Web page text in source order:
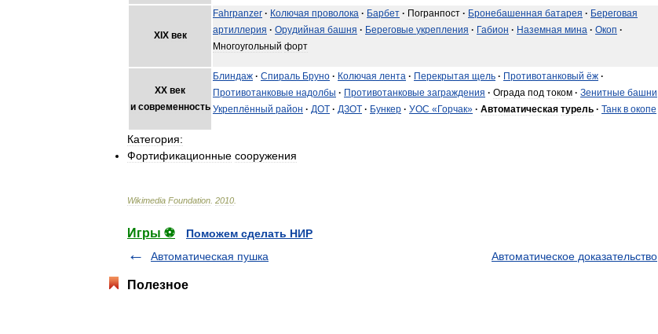
XIX век
Fahrpanzer · Колючая проволока · Барбет · Погранпост · Бронебашенная батарея · Береговая
артиллерия · Орудийная башня · Береговые укрепления · Габион · Наземная мина · Окоп ·
Многоугольный форт
XX век
и современность
Блиндаж · Спираль Бруно · Колючая лента · Перекрытая щель · Противотанковый ёж ·
Противотанковые надолбы · Противотанковые заграждения · Ограда под током · Зенитные башни
Укреплённый район · ДОТ · ДЗОТ · Бункер · УОС « Горчак» · Автоматическая турель · Танк в окопе
Категория:
Фортификационные сооружения
Wikimedia Foundation 2010
Игры ⚽
Поможем сделать НИР
Автоматическая пушка
Автоматическое доказательство
Полезное